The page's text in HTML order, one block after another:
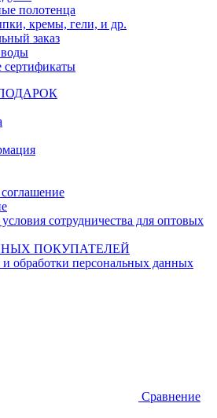
полотенца
кремы, гели, и др.
заказ
воды
сотрудничества для оптовых
ПОКУПАТЕЛЕЙ
обработки персональных данных
Сравнение